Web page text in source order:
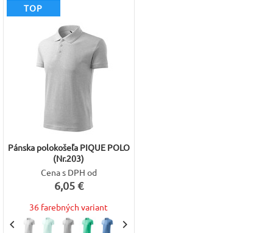
TOP
Pánska polokošeľa PIQUE POLO
(Nr.203)
Cena s DPH od
6,05 €
36 farebných variant